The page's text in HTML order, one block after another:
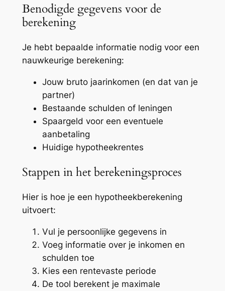
Benodigde gegevens voor de
berekening
Je hebt bepaalde informatie nodig voor een
nauwkeurige berekening:
Jouw bruto jaarinkomen (en dat van je
partner)
Bestaande schulden of leningen
Spaargeld voor een eventuele
aanbetaling
Huidige hypotheekrentes
Stappen in het berekeningsproces
Hier is hoe je een hypotheekberekening
uitvoert:
Vul je persoonlijke gegevens in
Voeg informatie over je inkomen en
schulden toe
Kies een rentevaste periode
De tool berekent je maximale